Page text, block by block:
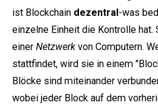
ist Blockchain dezentral -was
einzelne Einheit die Kontrolle
einer Netzwerk von Computern.
stattfindet, wird sie in einem
Blöcke sind miteinander
wobei jeder Block auf dem